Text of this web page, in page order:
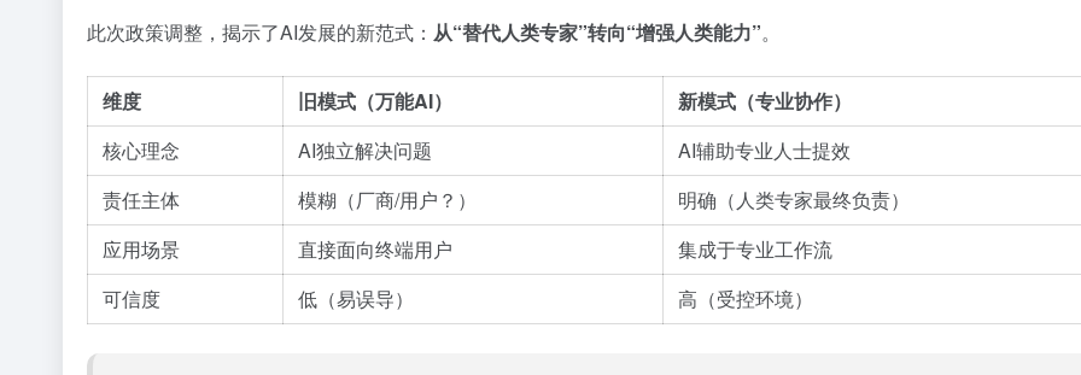
此次政策调整，揭示了AI发展的新范式： 从“替代人类专家”转向“增强人类能力”。
维度 旧模式（万能AI）
新模式（专业协作）
核心理念
AI独立解决问题
AI辅助专业人士提效
责任主体
模糊（厂商/用户？）
明确（人类专家最终负责）
应用场景
直接面向终端用户
集成于专业工作流
可信度
低（易误导） 高（受控环境）